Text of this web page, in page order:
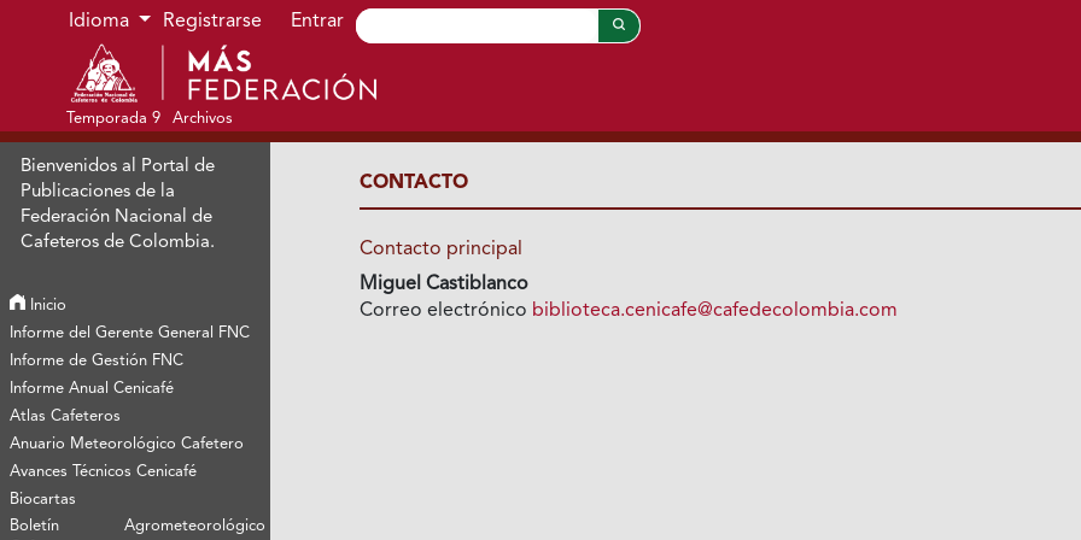
Ir al menú de navegación principal
Ir al contenido principal
Ir al pie de página del sitio
Idioma Registrarse Entrar
Temporada 9 Archivos
Bienvenidos al Portal de
Publicaciones de la
Federación Nacional de
Cafeteros de Colombia.
Inicio
Informe del Gerente General FNC
Informe de Gestión FNC
Informe Anual Cenicafé
Atlas Cafeteros
Anuario Meteorológico Cafetero
Avances Técnicos Cenicafé
Biocartas
Boletín Agrometeorológico
CONTACTO
Contacto principal
Miguel Castiblanco
Correo electrónico biblioteca.cenicafe@cafedecolombia.com